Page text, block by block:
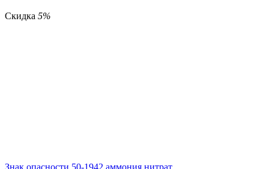
Скидка 5%
Знак опасности 50-1942 аммония нитрат